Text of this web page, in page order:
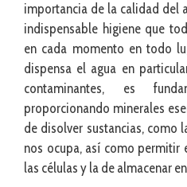
importancia de la calidad del
indispensable higiene que
en cada momento en todo
dispensa el agua en
contaminantes, es
proporcionando minerales
de disolver sustancias, como
nos ocupa, así como permitir
las células y la de almacenar